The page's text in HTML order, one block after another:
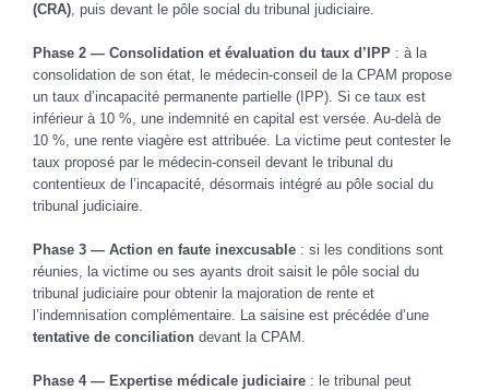
(CRA) , puis devant le pôle social du tribunal judiciaire.
Phase 2 — Consolidation et évaluation du taux d’IPP : à la
consolidation de son état, le médecin-conseil de la CPAM propose
un taux d’incapacité permanente partielle (IPP). Si ce taux est
inférieur à 10 %, une indemnité en capital est versée. Au-delà de
10 %, une rente viagère est attribuée. La victime peut contester le
taux proposé par le médecin-conseil devant le tribunal du
contentieux de l’incapacité, désormais intégré au pôle social du
tribunal judiciaire.
Phase 3 — Action en faute inexcusable : si les conditions sont
réunies, la victime ou ses ayants droit saisit le pôle social du
tribunal judiciaire pour obtenir la majoration de rente et
l’indemnisation complémentaire. La saisine est précédée d’une
tentative de conciliation devant la CPAM.
Phase 4 — Expertise médicale judiciaire : le tribunal peut